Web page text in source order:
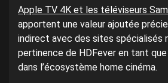
Apple TV 4K et les téléviseurs
apportent une valeur ajoutée
indirect avec des sites spécialisés
pertinence de HDFever en tant
dans l’écosystème home cinéma.